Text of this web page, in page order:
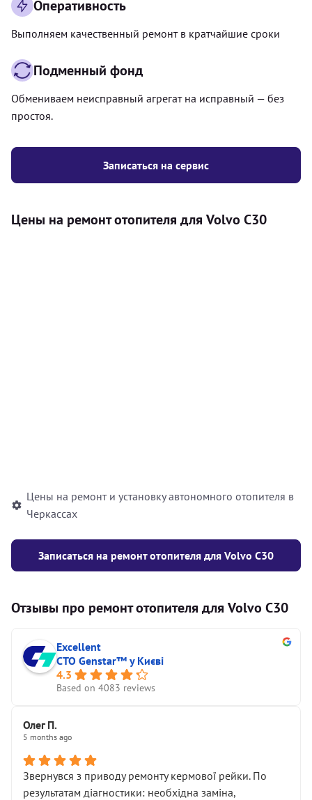
Записаться на сервис
Оперативность
Выполняем качественный ремонт в кратчайшие сроки
Подменный фонд
Обмениваем неисправный агрегат на исправный — без
простоя.
Цены на ремонт отопителя для Volvo C30
Цены на ремонт и установку автономного отопителя в
Черкассах
Записаться на ремонт отопителя для Volvo C30
Отзывы про ремонт отопителя для Volvo C30
Excellent
СТО Genstar™ у Києві
4.3
Based on 4083 reviews
Олег П.
5 months ago
Звернувся з приводу ремонту кермової рейки. По
результатам діагностики: необхідна заміна,